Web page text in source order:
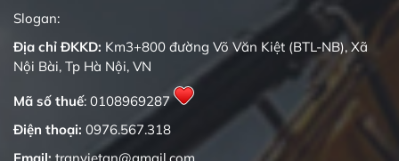
Slogan:
Địa chỉ ĐKKD: Km3+800 đường Võ Văn Kiệt (BTL-NB), Xã
Nội Bài, Tp Hà Nội, VN
Mã số thuế: 0108969287
Điện thoại: 0976.567.318